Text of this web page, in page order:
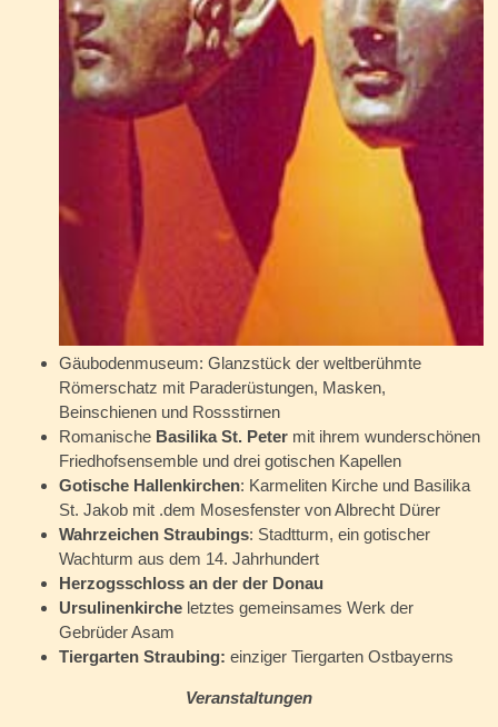
Gäubodenmuseum: Glanzstück der weltberühmte
Römerschatz mit Paraderüstungen, Masken,
Beinschienen und Rossstirnen
Romanische Basilika St. Peter mit ihrem wunderschönen
Friedhofsensemble und drei gotischen Kapellen
Gotische Hallenkirchen: Karmeliten Kirche und Basilika
St. Jakob mit .dem Mosesfenster von Albrecht Dürer
Wahrzeichen Straubings: Stadtturm, ein gotischer
Wachturm aus dem 14. Jahrhundert
Herzogsschloss an der der Donau
Ursulinenkirche letztes gemeinsames Werk der
Gebrüder Asam
Tiergarten Straubing:einziger Tiergarten Ostbayerns
Veranstaltungen